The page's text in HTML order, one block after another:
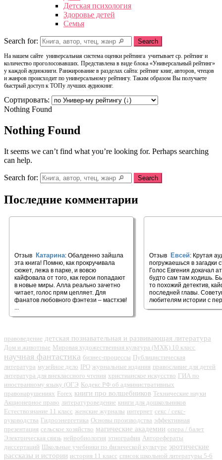
Детская психология
Здоровье детей
Семья
Search for: Search
На нашем сайте универсальная система оценки рейтинга учитывает ср. рейтинг и
количество проголосовавших. Представлена в виде блока «Универсальный рейтинг»
у каждой аудиокниги. Ранжирование в разделах сайта: рейтинг книг, авторов, чтецов
и жанров происходит по универсальному рейтингу. Таким образом Вы получаете
быстрый доступ к ТОПу лучших аудиокниг.
Сортировать:
Nothing Found
Nothing Found
It seems we can’t find what you’re looking for. Perhaps searching
can help.
Search for: Search
Последние комментарии
Отзыв Катарина: Обалденно зайшла
эта книга! Помню, как прокручивала
сюжет, лежа в парке, и вовсю
кайфовала от того, как герои попадают
в новые миры. Алла реально зачетно
читает, голос прям цепляет. Для
фанатов любовного фэнтези – мастхэв!
Отзыв Евсей: Крутая
погружаешься в загадки
Голос Евгения докачал
будто сам там ходишь.
то похожий детектив,
последней главы.
любителям истории с
правоведение детская познавательная и развивающая литература
Дом и животные Мировая художественная культура (МХК) 10 класс
научная фантастика бизнес-процессы Публицистическая
литература музейное дело IPO журнальные издания православие для детей
литература для внеклассного чтения христианское искусство ГИА по
иностранному языку (ОГЭ Кодекс РФ об административных
правонарушениях Forex книги про волшебников Технические науки
Акционерное право литературоведение книги для дошкольников
Естествознание 11 класс женские журналы интернет секс / секс-
руководства Гидроэнергетика Основы производства эффективная
презентация сельское хозяйство магические академии опера / балет
Электрическая связь нейробиология этнография Авторефераты
диссертаций Школьные учебники по физической культуре эротические
рассказы и истории история 11 класс список школьной литературы 5-6